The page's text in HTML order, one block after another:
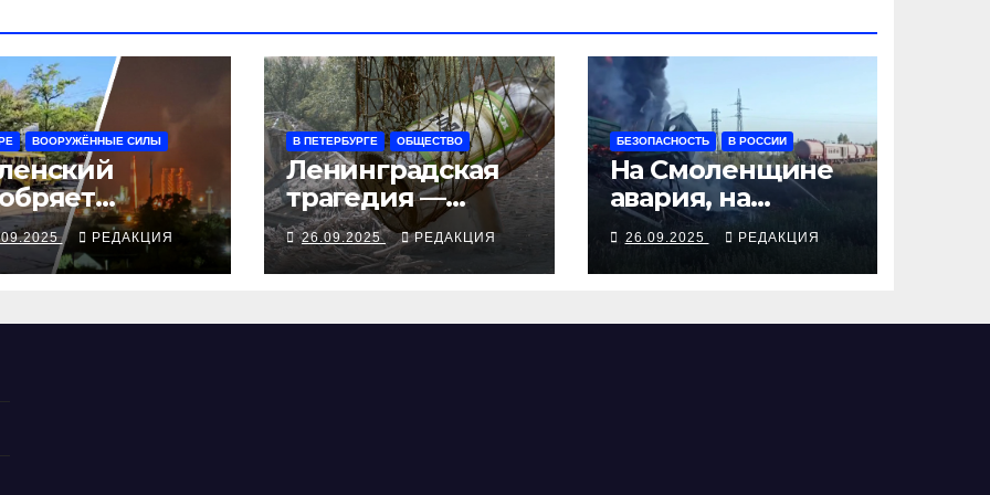
ВООРУЖЁННЫЕ СИЛЫ
ВСУ
РЕДАКЦИЯ
В ПЕТЕРБУРГЕ ОБЩЕСТВО
Ленинградская
трагедия —
серия смертей от
алкосуррогата
26.09.2025 РЕДАКЦИЯ
БЕЗОПАСНОСТЬ В РОССИИ
На Смоленщине
авария, на
Псковщине
взрыв
26.09.2025 РЕДАКЦИЯ